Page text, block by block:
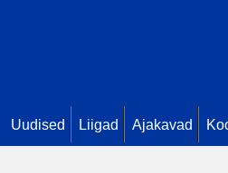
Uudised Liigad Ajakavad
. Sander Nagornõi (